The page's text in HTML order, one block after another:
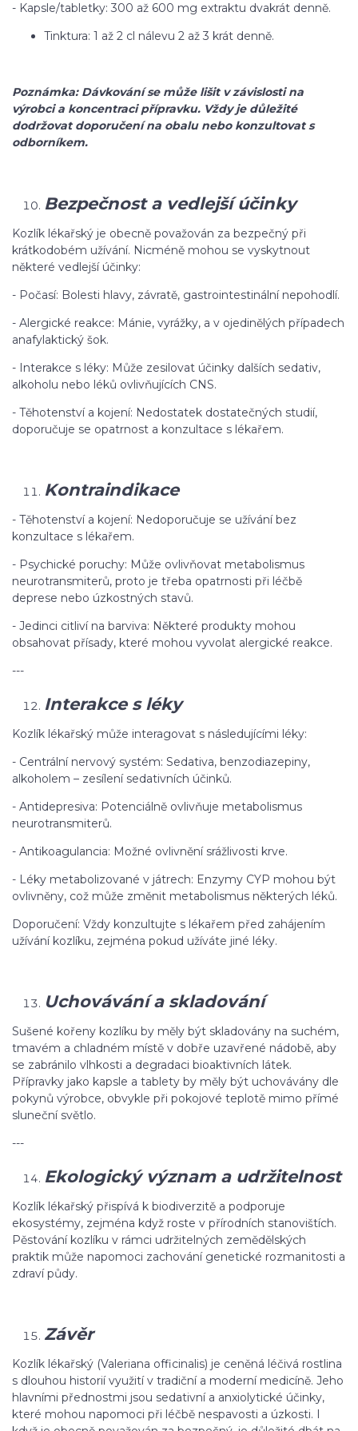
- Kapsle/tabletky: 300 až 600 mg extraktu dvakrát denně.
Tinktura: 1 až 2 cl nálevu 2 až 3 krát denně.
Poznámka: Dávkování se může lišit v závislosti na
výrobci a koncentraci přípravku. Vždy je důležité
dodržovat doporučení na obalu nebo konzultovat s
odborníkem.
Bezpečnost a vedlejší účinky
Kozlík lékařský je obecně považován za bezpečný při
krátkodobém užívání. Nicméně mohou se vyskytnout
některé vedlejší účinky:
- Počasí: Bolesti hlavy, závratě, gastrointestinální nepohodlí.
- Alergické reakce: Mánie, vyrážky, a v ojedinělých případech
anafylaktický šok.
- Interakce s léky: Může zesilovat účinky dalších sedativ,
alkoholu nebo léků ovlivňujících CNS.
- Těhotenství a kojení: Nedostatek dostatečných studií,
doporučuje se opatrnost a konzultace s lékařem.
Kontraindikace
- Těhotenství a kojení: Nedoporučuje se užívání bez
konzultace s lékařem.
- Psychické poruchy: Může ovlivňovat metabolismus
neurotransmiterů, proto je třeba opatrnosti při léčbě
deprese nebo úzkostných stavů.
- Jedinci citliví na barviva: Některé produkty mohou
obsahovat přísady, které mohou vyvolat alergické reakce.
---
Interakce s léky
Kozlík lékařský může interagovat s následujícími léky:
- Centrální nervový systém: Sedativa, benzodiazepiny,
alkoholem – zesílení sedativních účinků.
- Antidepresiva: Potenciálně ovlivňuje metabolismus
neurotransmiterů.
- Antikoagulancia: Možné ovlivnění srážlivosti krve.
- Léky metabolizované v játrech: Enzymy CYP mohou být
ovlivněny, což může změnit metabolismus některých léků.
Doporučení: Vždy konzultujte s lékařem před zahájením
užívání kozlíku, zejména pokud užíváte jiné léky.
Uchovávání a skladování
Sušené kořeny kozlíku by měly být skladovány na suchém,
tmavém a chladném místě v dobře uzavřené nádobě, aby
se zabránilo vlhkosti a degradaci bioaktivních látek.
Přípravky jako kapsle a tablety by měly být uchovávány dle
pokynů výrobce, obvykle při pokojové teplotě mimo přímé
sluneční světlo.
---
Ekologický význam a udržitelnost
Kozlík lékařský přispívá k biodiverzitě a podporuje
ekosystémy, zejména když roste v přírodních stanovištích.
Pěstování kozlíku v rámci udržitelných zemědělských
praktik může napomoci zachování genetické rozmanitosti a
zdraví půdy.
Závěr
Kozlík lékařský (Valeriana officinalis) je ceněná léčivá rostlina
s dlouhou historií využití v tradiční a moderní medicíně. Jeho
hlavními přednostmi jsou sedativní a anxiolytické účinky,
které mohou napomoci při léčbě nespavosti a úzkosti. I